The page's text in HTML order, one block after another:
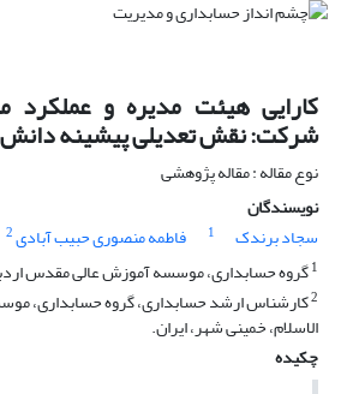
کارایی هیئت مدیره و عملکرد
شرکت: نقش تعدیلی پیشینه دانش
نوع مقاله : مقاله پژوهشی
نویسندگان
سجاد برندک
1 فاطمه منصوری حبیب آبادی2
1گروه حسابداری، موسسه آموزش عالی مقدس
2کارشناس ارشد حسابداری، گروه حسابداری،
الاسلام، خمینی شهر، ایران.
چکیده